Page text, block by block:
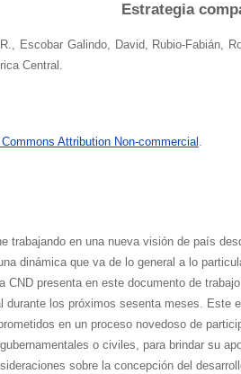
Estrategia
Escobar Galindo, David Rubio-Fabián,
Central.
Attribution Non-commercial
trabajando en una nueva visión de país
dinámica que va de lo general a lo
presenta en este documento de
durante los próximos sesenta meses.
en un proceso novedoso de
o civiles, para brindar su
sobre la concepción del